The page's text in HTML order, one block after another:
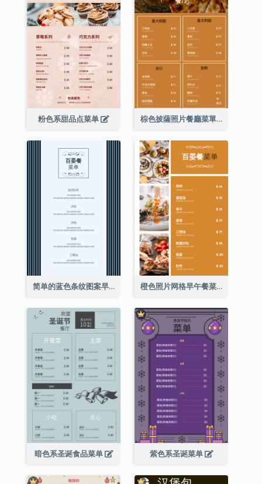
粉色系甜品点菜单 棕色披薩照片餐廳菜單
简单的蓝色条纹图案早午餐菜单 橙色照片网格早午餐菜单
暗色系圣诞食品菜单 紫色系圣诞菜单